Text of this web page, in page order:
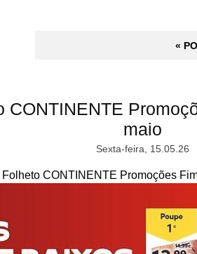
«
CONTINENTE
maio
Sexta-feira, 15.05.26
CONTINENTE Promoções